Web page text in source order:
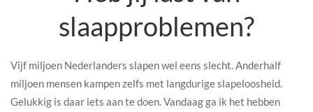
slaapproblemen?
Vijf miljoen Nederlanders slapen wel eens slecht. Anderhalf
miljoen mensen kampen zelfs met langdurige slapeloosheid.
Gelukkig is daar iets aan te doen. Vandaag ga ik het hebben